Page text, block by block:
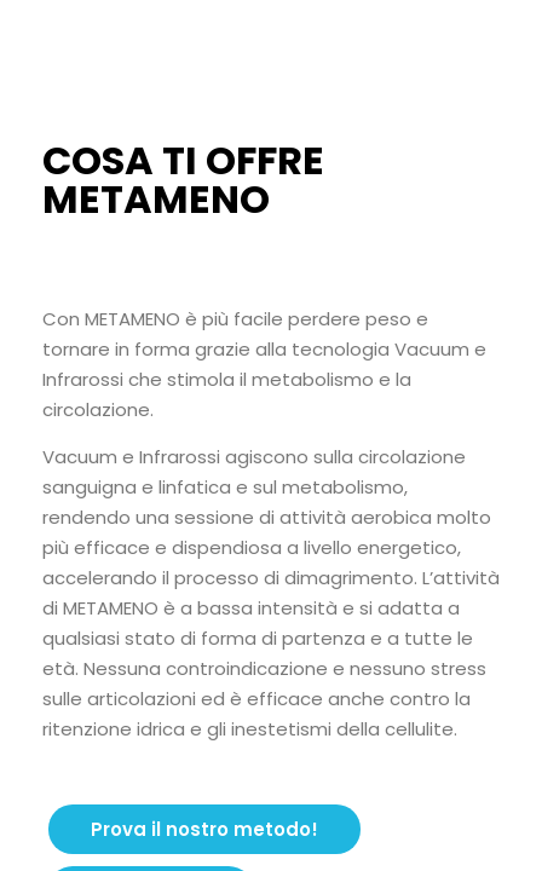
COSA TI OFFRE
METAMENO
Con METAMENO è più facile perdere peso e
tornare in forma grazie alla tecnologia Vacuum e
Infrarossi che stimola il metabolismo e la
circolazione.
Vacuum e Infrarossi agiscono sulla circolazione
sanguigna e linfatica e sul metabolismo,
rendendo una sessione di attività aerobica molto
più efficace e dispendiosa a livello energetico,
accelerando il processo di dimagrimento. L’attività
di METAMENO è a bassa intensità e si adatta a
qualsiasi stato di forma di partenza e a tutte le
età. Nessuna controindicazione e nessuno stress
sulle articolazioni ed è efficace anche contro la
ritenzione idrica e gli inestetismi della cellulite.
Prova il nostro metodo!